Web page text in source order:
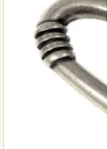
Zahlungsweisen
Sepa